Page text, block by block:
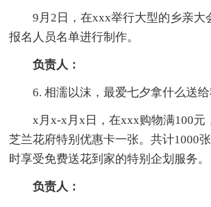
9月2日，在xxx举行大型的乡亲大
报名人员名单进行制作。
负责人：
6. 相濡以沫，最爱七夕拿什么送
x月x-x月x日，在xxx购物满100元
芝兰花府特别优惠卡一张。共计1000
时享受免费送花到家的特别企划服务。
负责人：